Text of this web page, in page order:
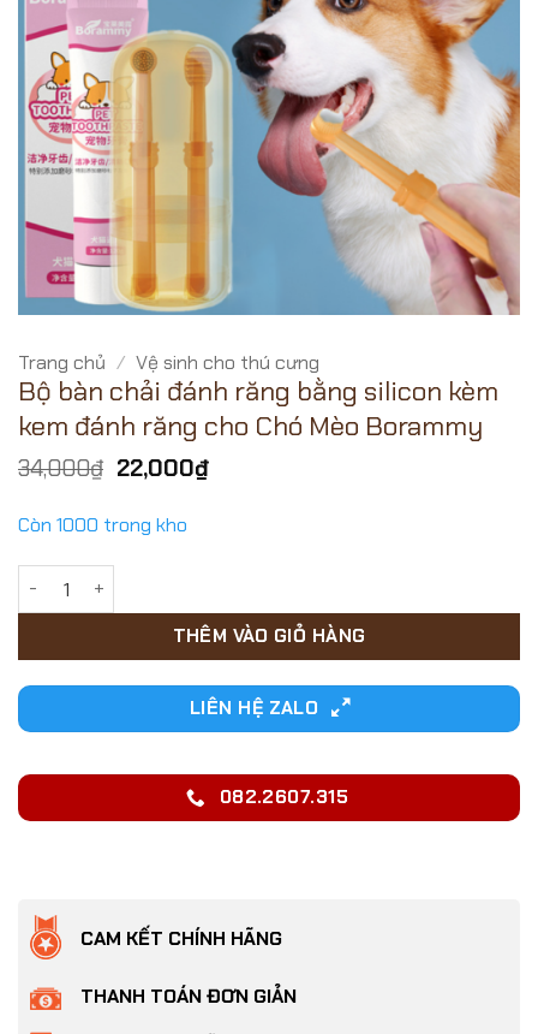
Trang chủ / Vệ sinh cho thú cưng
Bộ bàn chải đánh răng bằng silicon kèm
kem đánh răng cho Chó Mèo Borammy
34,000₫ Giá
gốc
34,000₫.
22,000₫Giá
Còn 1000 trong kho
THÊM VÀO GIỎ HÀNG
LIÊN HỆ ZALO
082.2607.315
CAM KẾT CHÍNH HÃNG
THANH TOÁN ĐƠN GIẢN